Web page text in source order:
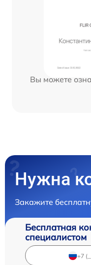
Вы можете
Нужна
Закажите
Бесплатная
специалистом